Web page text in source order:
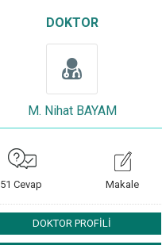
DOKTOR
M. Nihat BAYAM
51 Cevap Makale
DOKTOR PROFİLİ